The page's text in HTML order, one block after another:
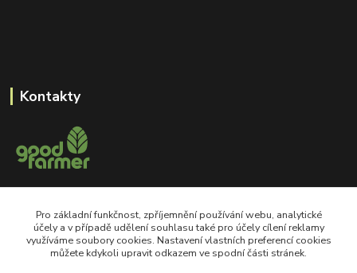
Kontakty
Po-Pá, 8-18 hod
shop@goodfarmer.cz
Pro základní funkčnost, zpříjemnění používání webu, analytické
účely a v případě udělení souhlasu také pro účely cílení reklamy
využíváme soubory cookies. Nastavení vlastních preferencí cookies
můžete kdykoli upravit odkazem ve spodní části stránek.